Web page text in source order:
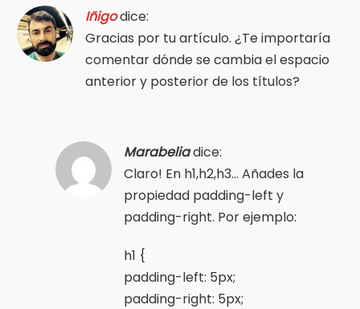
Iñigodice:
Gracias por tu artículo. ¿Te importaría
comentar dónde se cambia el espacio
anterior y posterior de los títulos?
Marabeliadice:
Claro! En h1,h2,h3… Añades la
propiedad padding-left y
padding-right. Por ejemplo:
h1 {
padding-left: 5px;
padding-right: 5px;